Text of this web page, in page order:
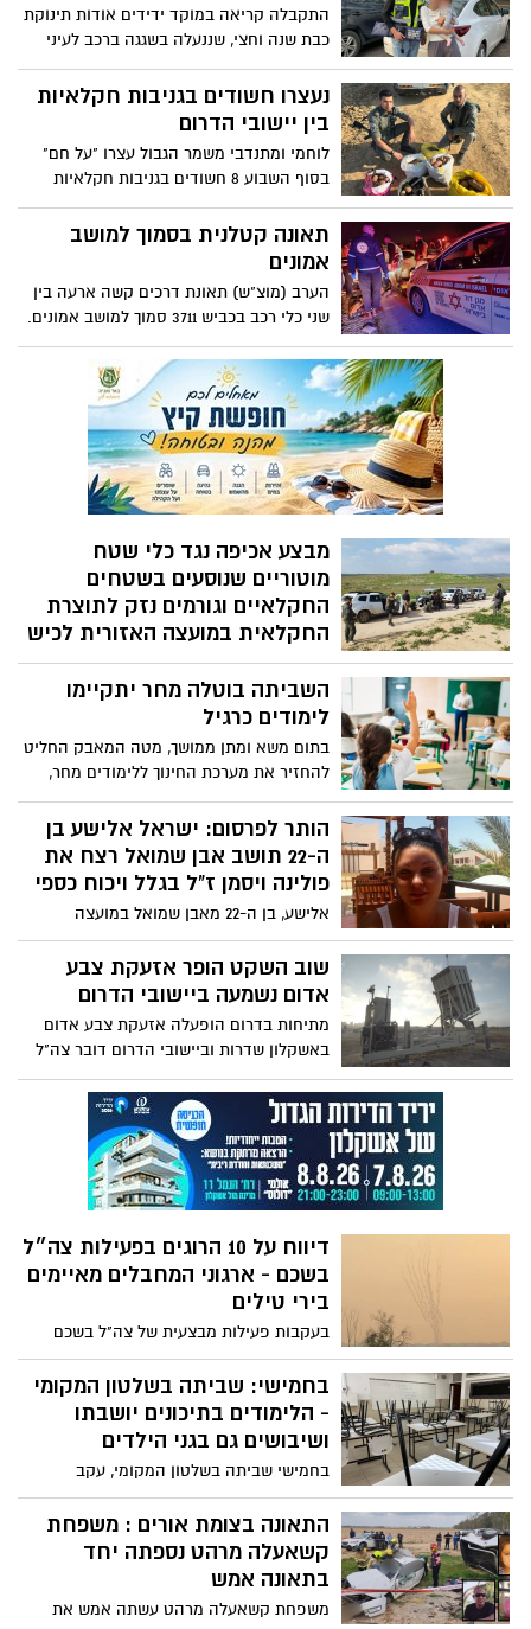
דקלים שבמועצה אזורית לכיש. הפיגוע הנורא
ארע אתמול (ראשון) לפי החשד, מחבל הגיע
באקדח. סבם הגיע אמש לזירת הרצח וספד
להם
התקבלה קריאה במוקד ידידים אודות תינוקת
כבת שנה וחצי, שננעלה בשגגה ברכב לעיני
הוריה, בחניית בריכת השחיה ביישוב נווה
מבטח.
נעצרו חשודים בגניבות חקלאיות
בין יישובי הדרום
לוחמי ומתנדבי משמר הגבול עצרו "על חם"
בסוף השבוע 8 חשודים בגניבות חקלאיות
במספר מוקדים שונים בדרום הארץ
תאונה קטלנית בסמוך למושב
אמונים
הערב (מוצ"ש) תאונת דרכים קשה ארעה בין
שני כלי רכב בכביש 3711 סמוך למושב אמונים.
חובשים ופראמדיקים של מד"א שהגיעו
למקום העניקו טיפול רפואי לשני פצועים
בזירת התאונה .לאחר פעולות החייאה
חובשים ופראמדיקים של מד"א קבעו את
מותו של גבר כבן 60 ופינו לבית חולים אסותא
בת 4 במצב בינוני עם חבלות בגפיים.
מבצע אכיפה נגד כלי שטח
מוטוריים שנוסעים בשטחים
החקלאיים וגורמים נזק לתוצרת
החקלאית במועצה האזורית לכיש
במהלך סוף השבוע האחרון פעלו עשרות
לוחמי מג"ב בגזרות יישובי הדרום, נגד כלי
שטח מוטוריים אשר נוסעים בשטחים
החקלאיים וגורמים נזק לתוצרת החקלאית.
הנהיגה בשטח מסכנת את חייהם של הנהגים
החקלאית
השביתה בוטלה מחר יתקיימו
לימודים כרגיל
בתום משא ומתן ממושך, מטה המאבק החליט
להחזיר את מערכת החינוך ללימודים מחר,
לאור הבנות בנוגע להסכם השכר של הסייעות.
בנוסף נמסר כי השביתה תמשיך ביום ראשון
בעקבות אי-ההסכמות בשאר תחומי המחאה,
ומוקד המאבק יתמקד במשרד ראש הממשלה
הותר לפרסום: ישראל אלישע בן
ה-22 תושב אבן שמואל רצח את
פולינה ויסמן ז"ל בגלל ויכוח כספי
אלישע, בן ה-22 מאבן שמואל במועצה
האזורית שפיר, רצח את פולינה ויסמן ז"ל על
רקע של ויכוח כספי איתה. בחקירתו הוא
הודה במיוחס לו ואף שחזר בפני החוקרים את
שוב השקט הופר אזעקת צבע
אדום נשמעה ביישובי הדרום
מתיחות בדרום הופעלה אזעקת צבע אדום
באשקלון שדרות וביישובי הדרום דובר צה"ל
נמסר: זוהו שישה שיגורים משטח רצועת עזה
לשטח ישראל. לוחמי ההגנה האווירית יירטו
חמישה שיגורים, שיגור נוסף נפל בשטח פתוח.
דיווח על 10 הרוגים בפעילות צה״ל
בשכם - ארגוני המחבלים מאיימים
בירי טילים
בעקבות פעילות מבצעית של צה"ל בשכם
במהלכה נהרגו 9 מפלסטינים ונפצעו קרוב
למאה בני אדם - כך על פי דיווחים של כלי
התקשורת הפלסטינית, בארגוני הטרור בעזה
מאיימים בירי טילים לעבר ישראל
בחמישי: שביתה בשלטון המקומי
- הלימודים בתיכונים יושבתו
ושיבושים גם בגני הילדים
בחמישי שביתה בשלטון המקומי, עקב
"התעלמות האוצר מדרישותיו". החלטת
השלטון המקומי התקבלה בעקבות הכוונה
לפגוע בתקציבי הרשויות ובסמכויות שלהן.
הרשויות המקומיות דורשות הסכם שכר ותנאי
לימוד, וביטול קרן הארנונה. ארגון המורים
התאונה בצומת אורים : משפחת
קשאעלה מרהט נספתה יחד
בתאונה אמש
משפחת קשאעלה מרהט עשתה אמש את